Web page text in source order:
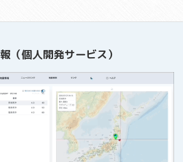
（個人開発サービス）